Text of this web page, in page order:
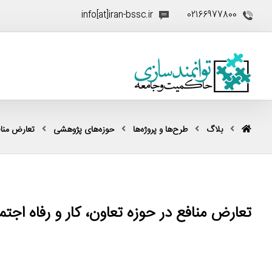
02166977800
info[at]iran-bssc.ir
بلاگ طرح‌ها و پروژه‌ها حوزه‌های پژوهشی تعارض
تعارض منافع در حوزه تعاون، کار و رفاه